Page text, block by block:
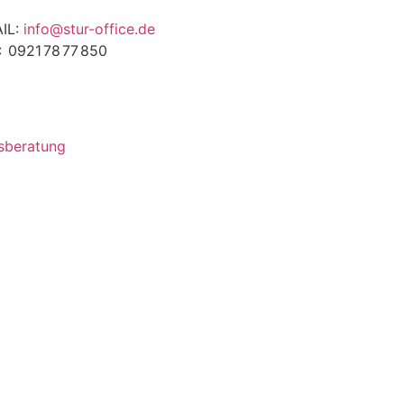
info@stur-office.de
09217877850